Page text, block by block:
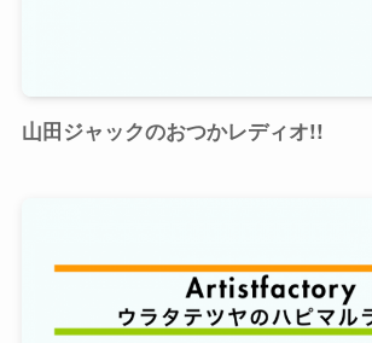
山田ジャックのおつかレディオ!!